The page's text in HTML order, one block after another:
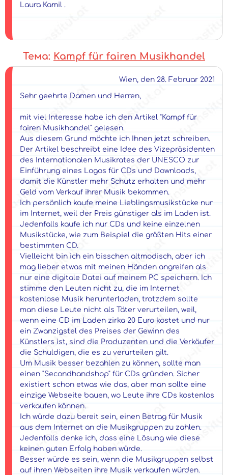
Laura Kamil .
Тема: Kampf für fairen Musikhandel
Wien, den 28. Februar 2021
Sehr geehrte Damen und Herren,
mit viel Interesse habe ich den Artikel "Kampf für
fairen Musikhandel" gelesen.
Aus diesem Grund möchte ich Ihnen jetzt schreiben.
Der Artikel beschreibt eine Idee des Vizepräsidenten
des Internationalen Musikrates der UNESCO zur
Einführung eines Logos für CDs und Downloads,
damit die Künstler mehr Schutz erhalten und mehr
Geld vom Verkauf ihrer Musik bekommen.
Ich persönlich kaufe meine Lieblingsmusikstücke nur
im Internet, weil der Preis günstiger als im Laden ist.
Jedenfalls kaufe ich nur CDs und keine einzelnen
Musikstücke, wie zum Beispiel die größten Hits einer
bestimmten CD.
Vielleicht bin ich ein bisschen altmodisch, aber ich
mag lieber etwas mit meinen Händen angreifen als
nur eine digitale Datei auf meinem PC speichern. Ich
stimme den Leuten nicht zu, die im Internet
kostenlose Musik herunterladen, trotzdem sollte
man diese Leute nicht als Täter verurteilen, weil,
wenn eine CD im Laden zirka 20 Euro kostet und nur
ein Zwanzigstel des Preises der Gewinn des
Künstlers ist, sind die Produzenten und die Verkäufer
die Schuldigen, die es zu verurteilen gilt.
Um Musik besser bezahlen zu können, sollte man
einen "Secondhandshop" für CDs gründen. Sicher
existiert schon etwas wie das, aber man sollte eine
einzige Webseite bauen, wo Leute ihre CDs kostenlos
verkaufen können.
Ich würde dazu bereit sein, einen Betrag für Musik
aus dem Internet an die Musikgruppen zu zahlen.
Jedenfalls denke ich, dass eine Lösung wie diese
keinen guten Erfolg haben würde.
Besser würde es sein, wenn die Musikgruppen selbst
auf ihren Webseiten ihre Musik verkaufen würden.